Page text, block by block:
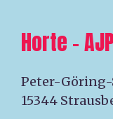
Horte –
Peter-Göring-
15344